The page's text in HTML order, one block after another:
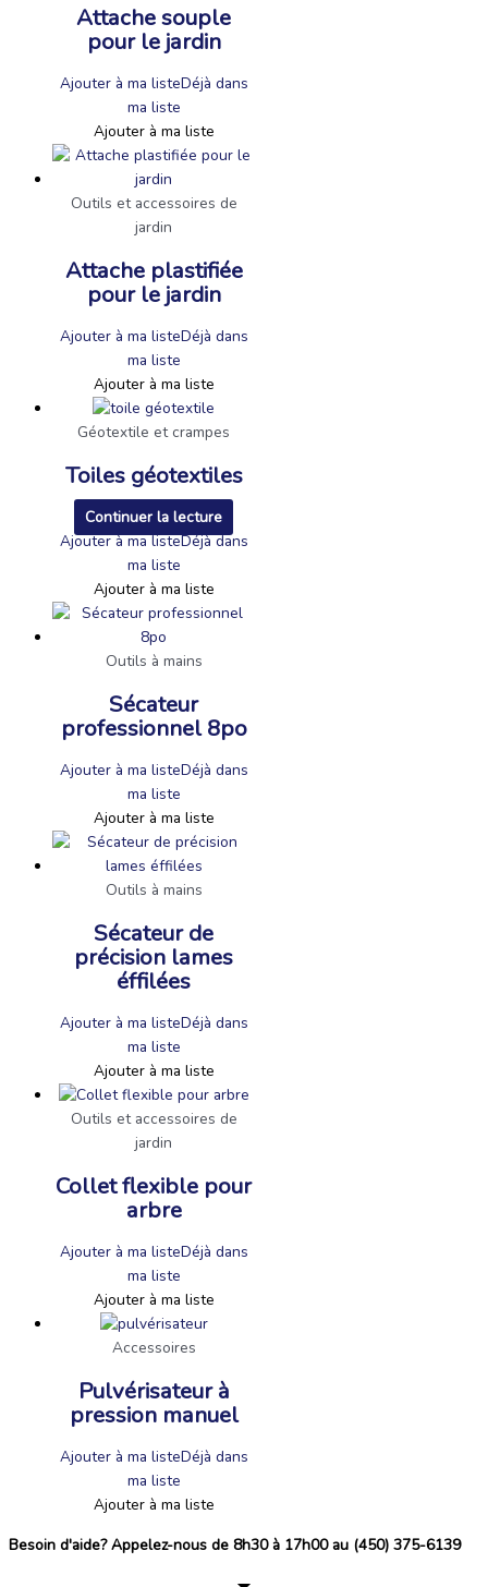
Attache souple
pour le jardin
Ajouter à ma listeDéjà dans
ma liste
Ajouter à ma liste
Outils et accessoires de
jardin
Attache plastifiée
pour le jardin
Ajouter à ma listeDéjà dans
ma liste
Ajouter à ma liste
Géotextile et crampes
Toiles géotextiles
Continuer la lecture
Ajouter à ma listeDéjà dans
ma liste
Ajouter à ma liste
Outils à mains
Sécateur
professionnel 8po
Ajouter à ma listeDéjà dans
ma liste
Ajouter à ma liste
Outils à mains
Sécateur de
précision lames
éffilées
Ajouter à ma listeDéjà dans
ma liste
Ajouter à ma liste
Outils et accessoires de
jardin
Collet flexible pour
arbre
Ajouter à ma listeDéjà dans
ma liste
Ajouter à ma liste
Accessoires
Pulvérisateur à
pression manuel
Ajouter à ma listeDéjà dans
ma liste
Ajouter à ma liste
Besoin d'aide? Appelez-nous de 8h30 à 17h00 au (450) 375-6139